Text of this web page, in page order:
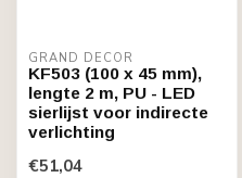
GRAND DECOR
KF503 (100 x 45 mm),
lengte 2 m, PU - LED
sierlijst voor indirecte
verlichting
€51,04